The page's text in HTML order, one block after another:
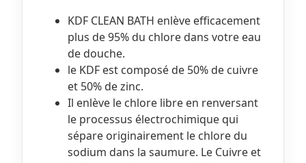
KDF CLEAN BATH enlève efficacement
plus de 95% du chlore dans votre eau
de douche.
le KDF est composé de 50% de cuivre
et 50% de zinc.
Il enlève le chlore libre en renversant
le processus électrochimique qui
sépare originairement le chlore du
sodium dans la saumure. Le Cuivre et